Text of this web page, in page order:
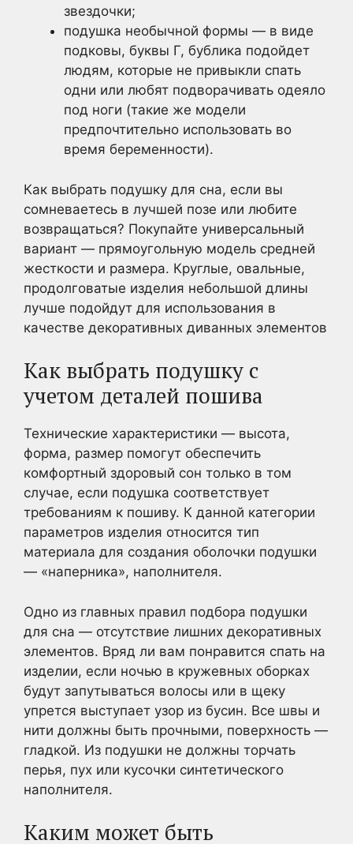
звездочки;
подушка необычной формы — в виде
подковы, буквы Г, бублика подойдет
людям, которые не привыкли спать
одни или любят подворачивать одеяло
под ноги (такие же модели
предпочтительно использовать во
время беременности).
Как выбрать подушку для сна, если вы
сомневаетесь в лучшей позе или любите
возвращаться? Покупайте универсальный
вариант — прямоугольную модель средней
жесткости и размера. Круглые, овальные,
продолговатые изделия небольшой длины
лучше подойдут для использования в
качестве декоративных диванных элементов
Как выбрать подушку с
учетом деталей пошива
Технические характеристики — высота,
форма, размер помогут обеспечить
комфортный здоровый сон только в том
случае, если подушка соответствует
требованиям к пошиву. К данной категории
параметров изделия относится тип
материала для создания оболочки подушки
— «наперника», наполнителя.
Одно из главных правил подбора подушки
для сна — отсутствие лишних декоративных
элементов. Вряд ли вам понравится спать на
изделии, если ночью в кружевных оборках
будут запутываться волосы или в щеку
упрется выступает узор из бусин. Все швы и
нити должны быть прочными, поверхность —
гладкой. Из подушки не должны торчать
перья, пух или кусочки синтетического
наполнителя.
Каким может быть